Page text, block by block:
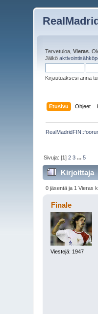
Tervetuloa,Vieras .
Jäikö
Kirjautuaksesi anna
Etusivu Ohjeet
Sivuja: [1]2 3 ...5
Kirjoittaja
0 jäsentä ja 1 Vieras
Finale
Viestejä: 1947